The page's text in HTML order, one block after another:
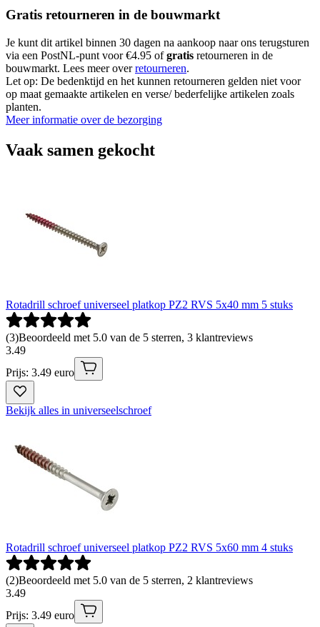
Gratis retourneren in de bouwmarkt
Je kunt dit artikel binnen 30 dagen na aankoop naar ons terugsturen
via een PostNL-punt voor €4.95 ofgratis retourneren in de
bouwmarkt. Lees meer overretourneren.
Let op: De bedenktijd en het kunnen retourneren gelden niet voor
op maat gemaakte artikelen en verse/ bederfelijke artikelen zoals
planten.
Meer informatie over de bezorging
Vaak samen gekocht
Rotadrill schroef universeel platkop PZ2 RVS 5x40 mm 5 stuks
(3)Beoordeeld met 5.0 van de 5 sterren, 3 klantreviews
3.49
Prijs: 3.49 euro
Bekijk alles in universeelschroef
Rotadrill schroef universeel platkop PZ2 RVS 5x60 mm 4 stuks
(2)Beoordeeld met 5.0 van de 5 sterren, 2 klantreviews
3.49
Prijs: 3.49 euro